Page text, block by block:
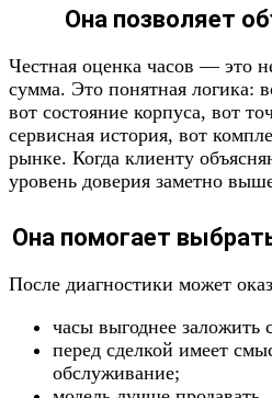
Она позволяет
Честная оценка часов — это
сумма. Это понятная логика:
вот состояние корпуса, вот
сервисная история, вот
рынке. Когда клиенту
уровень доверия заметно
Она помогает
После диагностики может
часы выгоднее заложить
перед сделкой имеет
обслуживание;